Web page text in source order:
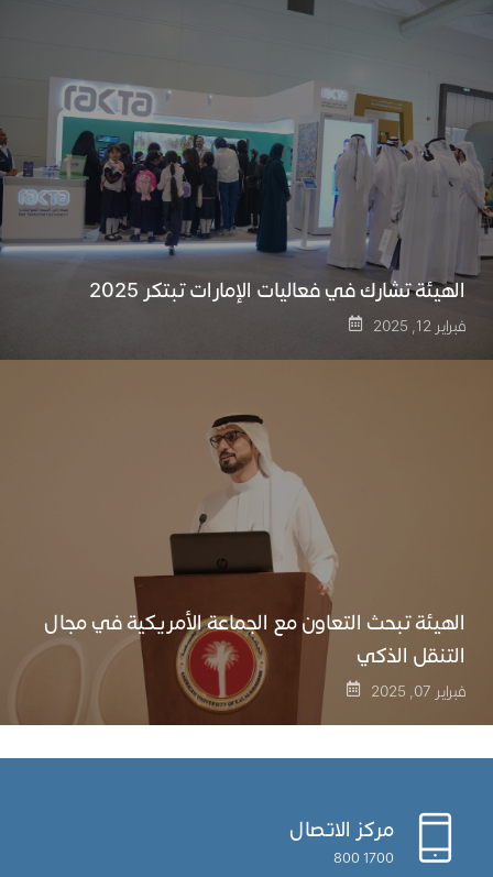
الهيئة تشارك في فعاليات الإمارات تبتكر 2025
فبراير 12, 2025
الهيئة تبحث التعاون مع الجماعة الأمريكية في مجال
التنقل الذكي
فبراير 07, 2025
مركز الاتصال
1700 800